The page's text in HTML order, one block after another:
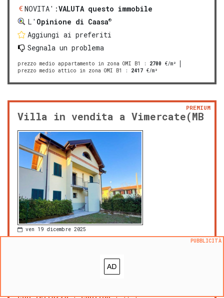
NOVITA':VALUTA questo immobile
L' Opinione di Caasa®
Aggiungi ai preferiti
Segnala un problema
prezzo medio appartamento in zona OMI B1 : 2700 €/m²
prezzo medio attico in zona OMI B1
: 2417 €/m²
Villa in vendita a Vimercate(MB
PREMIUM
ven 19 dicembre 2025
592.000 €|m² 240
PUBBLICITÀ